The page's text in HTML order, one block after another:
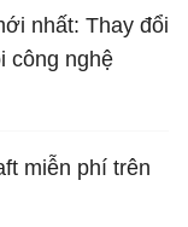
nhất: Thay đổi
công nghệ
miễn phí trên